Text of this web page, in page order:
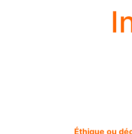
Éthique ou